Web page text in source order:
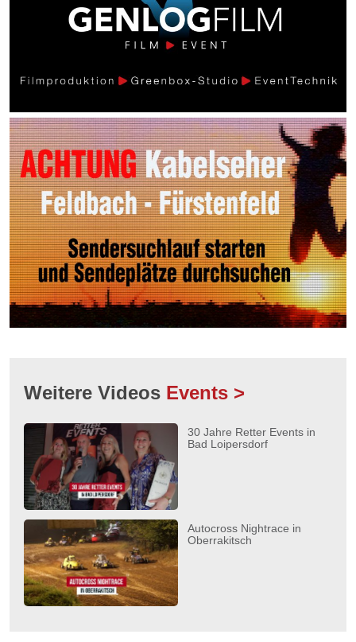
Weitere Videos Events >
30 Jahre Retter Events in
Bad Loipersdorf
Autocross Nightrace in
Oberrakitsch